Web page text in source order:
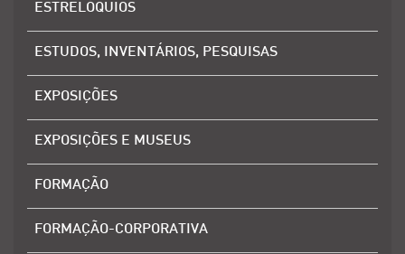
ESTRELÓQUIOS
ESTUDOS, INVENTÁRIOS, PESQUISAS
EXPOSIÇÕES
EXPOSIÇÕES E MUSEUS
FORMAÇÃO
FORMAÇÃO-CORPORATIVA